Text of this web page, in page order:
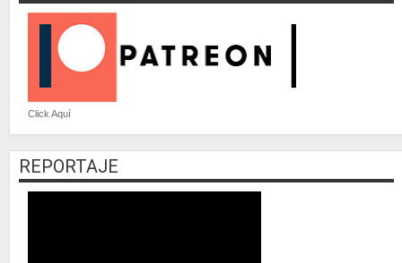
Click Aquí
REPORTAJE